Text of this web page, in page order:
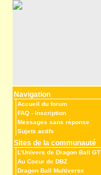
Navigation
Accueil du forum
FAQ - Inscription
Messages sans réponse
Sujets actifs
Sites de la communauté
L’Univers de Dragon Ball GT
Au Coeur de DBZ
Dragon Ball Multiverse